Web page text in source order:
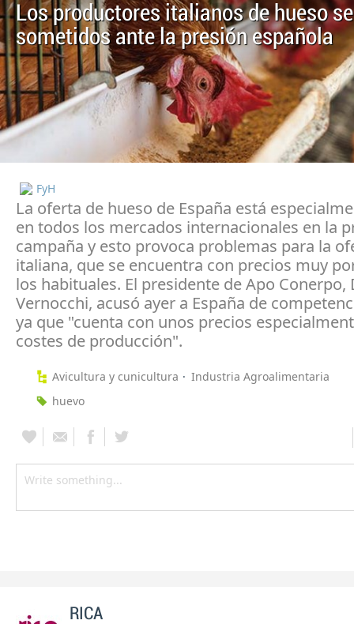
Los productores italianos de hueso
sometidos ante la presión española
FyH
La oferta de hueso de España está
en todos los mercados internacionales en la
campaña y esto provoca problemas para la
italiana, que se encuentra con precios muy
los habituales. El presidente de Apo Conerpo,
Vernocchi, acusó ayer a España de
ya que "cuenta con unos precios
costes de producción".
Avicultura y cunicultura
Industria Agroalimentaria
huevo
RICA